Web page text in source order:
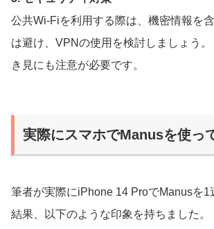
公共Wi-Fiを利用する際は、機密情報を
は避け、VPNの使用を検討しましょう
き見にも注意が必要です。
実際にスマホでManusを使っ
筆者が実際にiPhone 14 ProでManusを1
結果、以下のような印象を持ちました。